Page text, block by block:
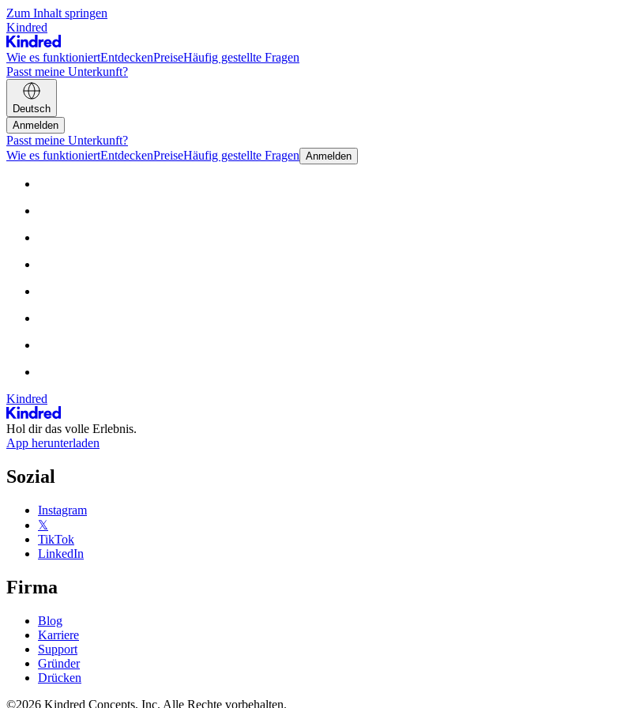
Zum Inhalt springen
Kindred
Wie es funktioniertEntdeckenPreiseHäufig gestellte Fragen
Passt meine Unterkunft?
Deutsch
Anmelden
Passt meine Unterkunft?
Wie es funktioniertEntdeckenPreiseHäufig gestellte Fragen Anmelden
Kindred
Hol dir das volle Erlebnis.
App herunterladen
Sozial
Instagram
𝕏
TikTok
LinkedIn
Firma
Blog
Karriere
Support
Gründer
Drücken
©2026 Kindred Concepts, Inc. Alle Rechte vorbehalten.